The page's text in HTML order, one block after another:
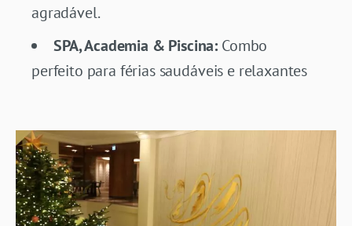
agradável.
SPA, Academia & Piscina: Combo
perfeito para férias saudáveis e relaxantes